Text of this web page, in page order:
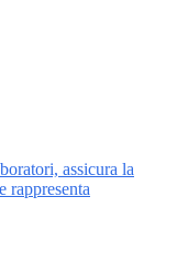
assicura la
rappresenta